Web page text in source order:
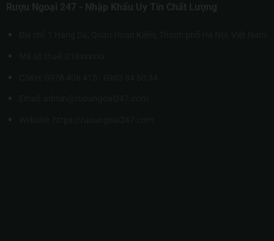
Rượu Ngoại 247 - Nhập Khẩu Uy Tín Chất Lượng